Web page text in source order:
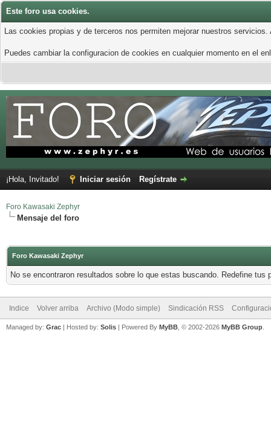
Este foro usa cookies.
Las cookies propias y de terceros nos permiten mejorar nuestros
Puedes cambiar la configuracion de cookies en cualquier momento en el
¡Hola, Invitado! Iniciar sesión Regístrate
Foro Kawasaki Zephyr
Mensaje del foro
Foro Kawasaki Zephyr
No se encontraron resultados sobre lo que estas buscando. Redefine tus
Indice Volver arriba Archivo (Modo simple) Sindicación RSS
Managed by: Grac | Hosted by: Solis | Powered By MyBB , © 2002-2026 MyBB Group